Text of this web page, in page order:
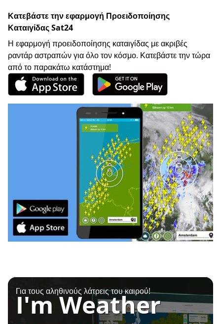
Κατεβάστε την εφαρμογή Προειδοποίησης
Καταιγίδας Sat24
Η εφαρμογή προειδοποίησης καταιγίδας με ακριβές
ραντάρ αστραπών για όλο τον κόσμο. Κατεβάστε την τώρα
από το παρακάτω κατάστημα!
Για τους αληθινούς λάτρεις του καιρού!
I'm Weather